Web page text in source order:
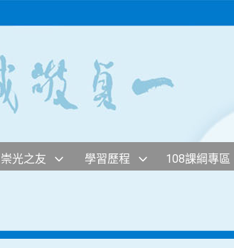
崇光之友 學習歷程 108課綱專區